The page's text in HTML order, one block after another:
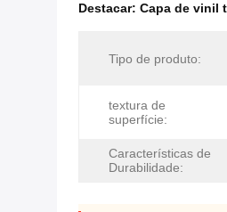
Destacar: Capa de vinil
Tipo de produto:
textura de
superfície:
Características de
Durabilidade: